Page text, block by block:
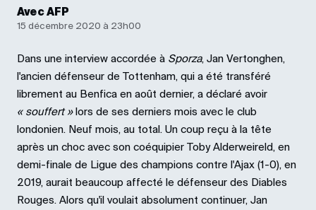
Avec AFP
15 décembre 2020 à 23h00
Dans une interview accordée à Sporza, Jan Vertonghen,
l'ancien défenseur de Tottenham, qui a été transféré
librement au Benfica en août dernier, a déclaré avoir
« souffert »lors de ses derniers mois avec le club
londonien. Neuf mois, au total. Un coup reçu à la tête
après un choc avec son coéquipier Toby Alderweireld, en
demi-finale de Ligue des champions contre l'Ajax (1-0), en
2019, aurait beaucoup affecté le défenseur des Diables
Rouges. Alors qu'il voulait absolument continuer, Jan